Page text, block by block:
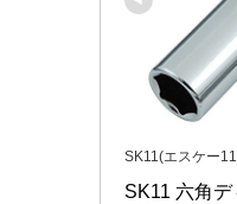
SK11(エスケー
SK11 六角